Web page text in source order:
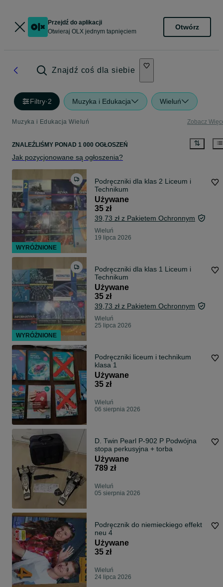
Przejdź do aplikacji
Otwieraj OLX jednym tapnięciem
Otwórz
Znajdź coś dla siebie
Filtry·2 Muzyka i Edukacja Wieluń
Muzyka i Edukacja Wieluń Zobacz
ZNALEŹLIŚMY PONAD 1 000 OGŁOSZEŃ
Jak pozycjonowane są ogłoszenia?
Podręczniki dla klas 2 Liceum i
Technikum
Używane
35 zł
39,73 zł z Pakietem Ochronnym
Wieluń
19 lipca 2026
Podręczniki dla klas 1 Liceum i
Technikum
Używane
35 zł
39,73 zł z Pakietem Ochronnym
Wieluń
25 lipca 2026
Podręczniki liceum i technikum
klasa 1
Używane
35 zł
Wieluń
06 sierpnia 2026
D. Twin Pearl P-902 P Podwójna
stopa perkusyjna + torba
Używane
789 zł
Wieluń
05 sierpnia 2026
Podręcznik do niemieckiego effekt
neu 4
Używane
35 zł
Wieluń
24 lipca 2026
WYRÓŻNIONE
WYRÓŻNIONE